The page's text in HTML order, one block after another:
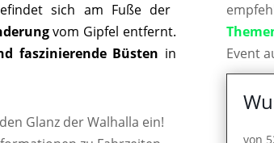
sich am Fuße der
vom Gipfel entfernt.
faszinierende Büsten in
Glanz der Walhalla ein!
Event
von